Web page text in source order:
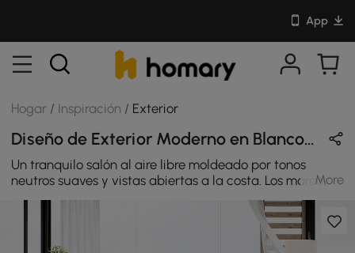
App
Hogar / Inspiración / Exterior
Diseño de Exterior Moderno en Blanco / Beige / Negro / Natural con Metal & Madera
Un tranquilo salón al aire libre moldeado por tonos
neutros suaves y vistas abiertas a la costa. Los marcos
negros limpios, las texturas tejidas aireadas y los cojines
livianos crean equilibrio. brindan un confort silencioso y
un toque moderno a un espacio hecho para momentos
lentos y relajados.
More